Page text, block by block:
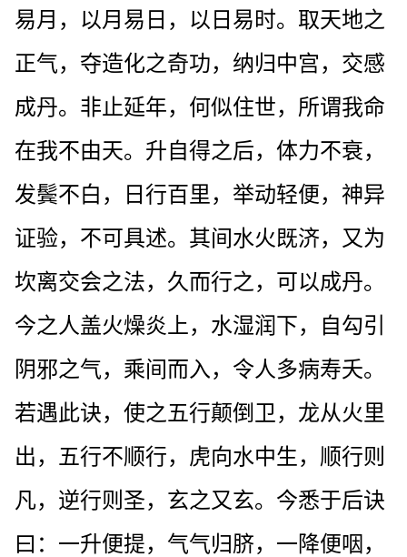
易月，以月易日，以日易时。取天地之
正气，夺造化之奇功，纳归中宫，交感
成丹。非止延年，何似住世，所谓我命
在我不由天。升自得之后，体力不衰，
发鬓不白，日行百里，举动轻便，神异
证验，不可具述。其间水火既济，又为
坎离交会之法，久而行之，可以成丹。
今之人盖火燥炎上，水湿润下，自勾引
阴邪之气，乘间而入，令人多病寿夭。
若遇此诀，使之五行颠倒卫，龙从火里
出，五行不顺行，虎向水中生，顺行则
凡，逆行则圣，玄之又玄。今悉于后诀
曰：一升便提，气气归脐，一降便咽，